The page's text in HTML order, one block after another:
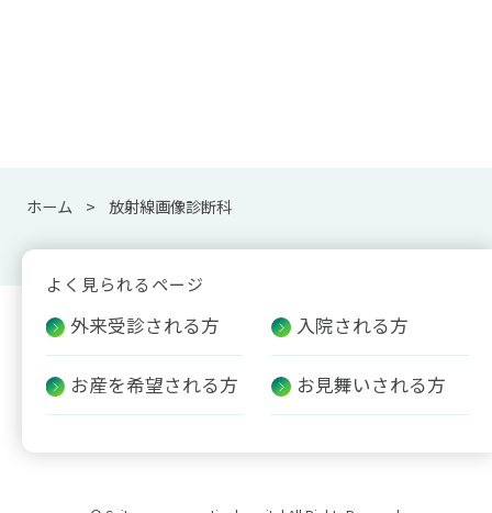
ホーム 放射線画像診断科
よく見られるページ
外来受診される方 入院される方
お産を希望される方 お見舞いされる方